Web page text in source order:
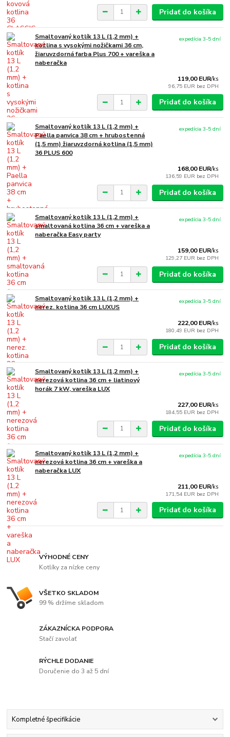
Pridať do košíka
Smaltovaný kotlík 13 L (1,2 mm) +
kotlina s vysokými nožičkami 36 cm,
žiaruvzdorná farba Plus 700 + vareška a
naberačka
119,00 EUR/ks
96,75 EUR bez DPH
expedícia 3-5 dní
Pridať do košíka
Smaltovaný kotlík 13 L (1,2 mm) +
Paella panvica 38 cm + hrubostenná
(1,5 mm) žiaruvzdorná kotlina (1,5 mm)
36 PLUS 600
168,00 EUR/ks
136,59 EUR bez DPH
expedícia 3-5 dní
Pridať do košíka
Smaltovaný kotlík 13 L (1,2 mm) +
smaltovaná kotlina 36 cm + vareška a
naberačka Easy party
159,00 EUR/ks
129,27 EUR bez DPH
expedícia 3-5 dní
Pridať do košíka
Smaltovaný kotlík 13 L (1,2 mm) +
nerez. kotlina 36 cm LUXUS
222,00 EUR/ks
180,49 EUR bez DPH
expedícia 3-5 dní
Pridať do košíka
Smaltovaný kotlík 13 L (1,2 mm) +
nerezová kotlina 36 cm + liatinový
horák 7 kW, vareška LUX
227,00 EUR/ks
184,55 EUR bez DPH
expedícia 3-5 dní
Pridať do košíka
Smaltovaný kotlík 13 L (1,2 mm) +
nerezová kotlina 36 cm + vareška a
naberačka LUX
211,00 EUR/ks
171,54 EUR bez DPH
expedícia 3-5 dní
Pridať do košíka
VÝHODNÉ CENY
Kotlíky za nízke ceny
VŠETKO SKLADOM
99 % držíme skladom
ZÁKAZNÍCKA PODPORA
Stačí zavolať
RÝCHLE DODANIE
Doručenie do 3 až 5 dní
Kompletné špecifikácie